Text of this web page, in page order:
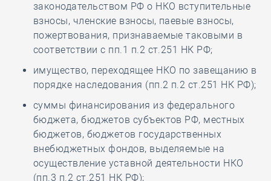
законодательством РФ о НКО вступительные
взносы, членские взносы, паевые взносы,
пожертвования, признаваемые таковыми в
соответствии с пп.1 п.2 ст.251 НК РФ;
имущество, переходящее НКО по завещанию в
порядке наследования (пп.2 п.2 ст.251 НК РФ);
суммы финансирования из федерального
бюджета, бюджетов субъектов РФ, местных
бюджетов, бюджетов государственных
внебюджетных фондов, выделяемые на
осуществление уставной деятельности НКО
(пп.3 п.2 ст.251 НК РФ);